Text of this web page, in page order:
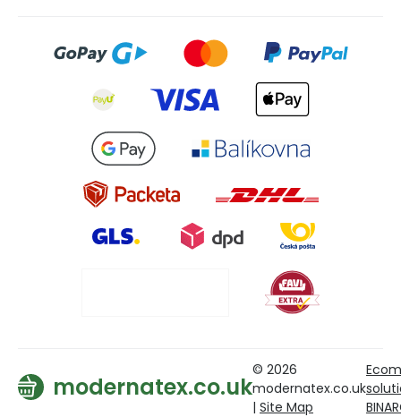
modernatex.co.uk
© 2026
modernatex.co.uk
| Site Map